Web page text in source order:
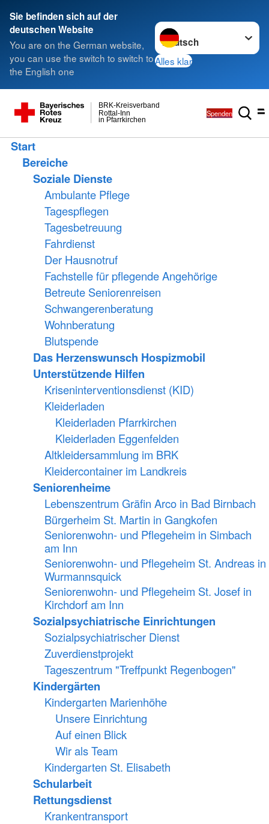
Sie befinden sich auf der
deutschen Website
You are on the German website,
you can use the switch to switch to
the English one
Sprache wechseln zu
Alles klar
in Pfarrkirchen
Rottal-Inn
BRK-Kreisverband
Spenden
Start
Bereiche
Soziale Dienste
Ambulante Pflege
Tagespflegen
Tagesbetreuung
Fahrdienst
Der Hausnotruf
Fachstelle für pflegende Angehörige
Betreute Seniorenreisen
Schwangerenberatung
Wohnberatung
Blutspende
Das Herzenswunsch Hospizmobil
Unterstützende Hilfen
Kriseninterventionsdienst (KID)
Kleiderladen
Kleiderladen Pfarrkirchen
Kleiderladen Eggenfelden
Altkleidersammlung im BRK
Kleidercontainer im Landkreis
Seniorenheime
Lebenszentrum Gräfin Arco in Bad Birnbach
Bürgerheim St. Martin in Gangkofen
Seniorenwohn- und Pflegeheim in Simbach
am Inn
Seniorenwohn- und Pflegeheim St. Andreas in
Wurmannsquick
Seniorenwohn- und Pflegeheim St. Josef in
Kirchdorf am Inn
Sozialpsychiatrische Einrichtungen
Sozialpsychiatrischer Dienst
Zuverdienstprojekt
Tageszentrum "Treffpunkt Regenbogen"
Kindergärten
Kindergarten Marienhöhe
Unsere Einrichtung
Auf einen Blick
Wir als Team
Kindergarten St. Elisabeth
Schularbeit
Rettungsdienst
Krankentransport